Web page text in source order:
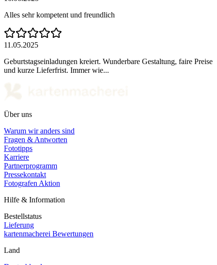
Alles sehr kompetent und freundlich
11.05.2025
Geburtstagseinladungen kreiert. Wunderbare Gestaltung, faire Preise
und kurze Lieferfrist. Immer wie...
Über uns
Warum wir anders sind
Fragen & Antworten
Fototipps
Karriere
Partnerprogramm
Pressekontakt
Fotografen Aktion
Hilfe & Information
Bestellstatus
Lieferung
kartenmacherei Bewertungen
Land